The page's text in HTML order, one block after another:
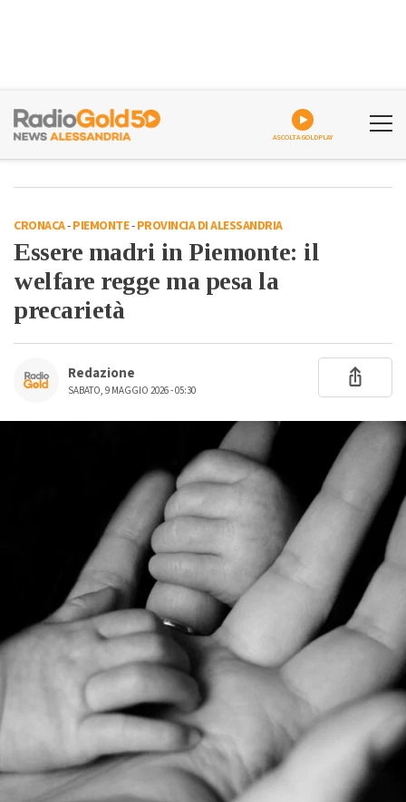
ASCOLTA GOLDPLAY
CRONACA-PIEMONTE-PROVINCIA DI ALESSANDRIA
Essere madri in Piemonte: il
welfare regge ma pesa la
precarietà
Redazione
SABATO, 9 MAGGIO 2026 - 05:30